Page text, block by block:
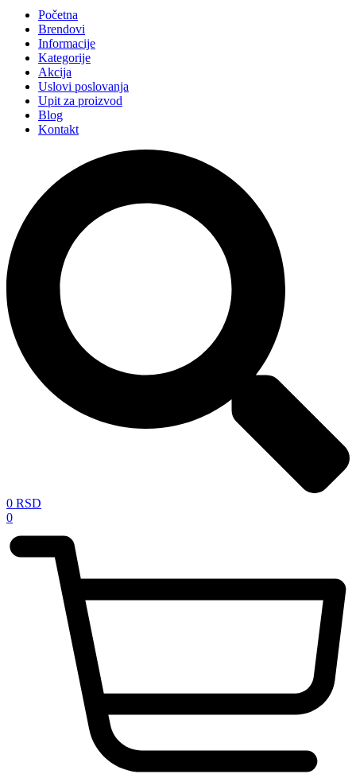
Početna
Brendovi
Informacije
Kategorije
Akcija
Uslovi poslovanja
Upit za proizvod
Blog
Kontakt
0 RSD
0